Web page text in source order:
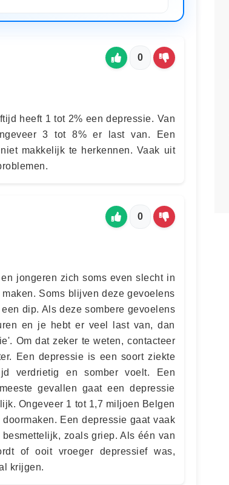
0
heeft 1 tot 2% een depressie. Van
3 tot 8% er last van. Een
makkelijk te herkennen. Vaak uit
0
jongeren zich soms even slecht in
Soms blijven deze gevoelens
dip. Als deze sombere gevoelens
en je hebt er veel last van, dan
Om dat zeker te weten, contacteer
Een depressie is een soort ziekte
verdrietig en somber voelt. Een
gevallen gaat een depressie
Ongeveer 1 tot 1,7 miljoen Belgen
Een depressie gaat vaak
zoals griep. Als één van
of ooit vroeger depressief was,
krijgen.